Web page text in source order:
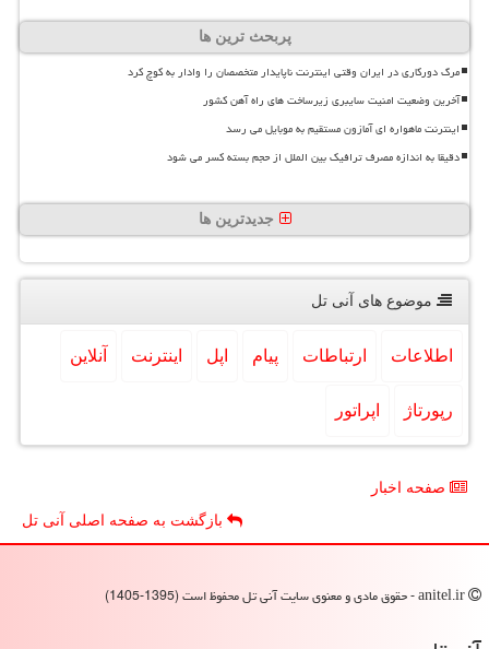
پربحث ترین ها
مرگ دورکاری در ایران وقتی اینترنت ناپایدار متخصصان را وادار به کوچ کرد
آخرین وضعیت امنیت سایبری زیرساخت های راه آهن کشور
اینترنت ماهواره ای آمازون مستقیم به موبایل می رسد
دقیقا به اندازه مصرف ترافیک بین الملل از حجم بسته کسر می شود
جدیدترین ها
موضوع های آنی تل
اطلاعات ارتباطات پیام اپل اینترنت آنلاین
رپورتاژ اپراتور
صفحه اخبار
بازگشت به صفحه اصلی آنی تل